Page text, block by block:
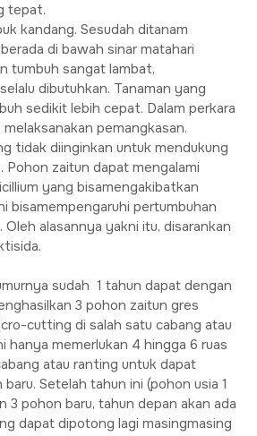
tepat.
kandang. Sesudah ditanam
di bawah sinar matahari
tumbuh sangat lambat,
dibutuhkan. Tanaman yang
sedikit lebih cepat. Dalam perkara
pemangkasan.
tidak diinginkan untuk mendukung
Pohon zaitun dapat mengalami
yang bisamengakibatkan
bisamempengaruhi pertumbuhan
Oleh alasannya yakni itu, disarankan
sudah 1 tahun dapat dengan
3 pohon zaitun gres
cutting di salah satu cabang atau
hanya memerlukan 4 hingga 6 ruas
atau ranting untuk dapat
Setelah tahun ini (pohon usia 1
3 pohon baru, tahun depan akan ada
dapat dipotong lagi masingmasing